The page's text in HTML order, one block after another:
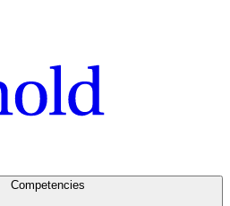
Competencies